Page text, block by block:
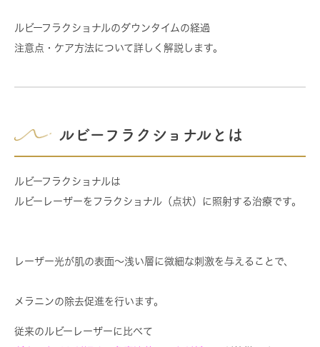
ルビーフラクショナルのダウンタイムの経過
注意点・ケア方法について詳しく解説します。
ルビーフラクショナルとは
ルビーフラクショナルは
ルビーレーザーをフラクショナル（点状）に照射する治療です。
レーザー光が肌の表面〜浅い層に微細な刺激を与えることで、
メラニンの除去促進を行います。
従来のルビーレーザーに比べて